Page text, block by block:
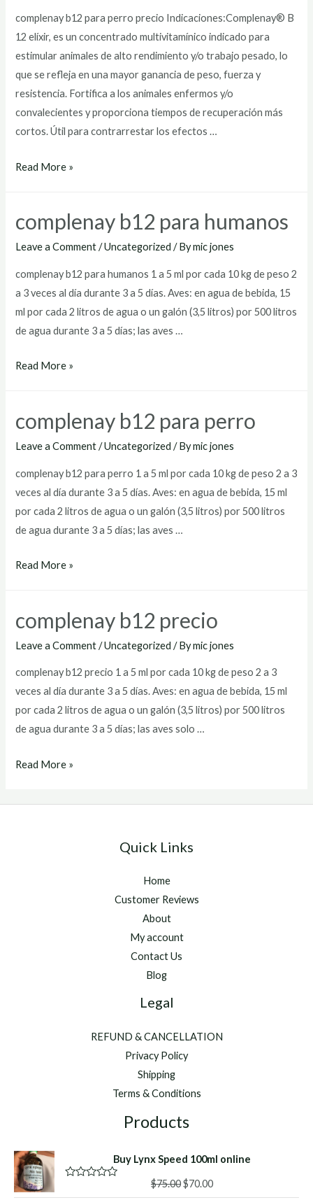
complenay b12 para perro precio Indicaciones:Complenay® B
12 elíxir, es un concentrado multivitamínico indicado para
estimular animales de alto rendimiento y/o trabajo pesado, lo
que se refleja en una mayor ganancia de peso, fuerza y
resistencia. Fortifica a los animales enfermos y/o
convalecientes y proporciona tiempos de recuperación más
cortos. Útil para contrarrestar los efectos …
complenay
perro
precio
Read More »
complenay b12 para humanos
Leave a Comment /Uncategorized / Bymic jones
complenay b12 para humanos 1 a 5 ml por cada 10 kg de peso 2
a 3 veces al día durante 3 a 5 días. Aves: en agua de bebida, 15
ml por cada 2 litros de agua o un galón (3,5 litros) por 500 litros
de agua durante 3 a 5 días; las aves …
complenay
humanos
Read More »
complenay b12 para perro
Leave a Comment /Uncategorized / Bymic jones
complenay b12 para perro 1 a 5 ml por cada 10 kg de peso 2 a 3
veces al día durante 3 a 5 días. Aves: en agua de bebida, 15 ml
por cada 2 litros de agua o un galón (3,5 litros) por 500 litros
de agua durante 3 a 5 días; las aves …
complenay
perro
Read More »
complenay b12 precio
Leave a Comment /Uncategorized / Bymic jones
complenay b12 precio 1 a 5 ml por cada 10 kg de peso 2 a 3
veces al día durante 3 a 5 días. Aves: en agua de bebida, 15 ml
por cada 2 litros de agua o un galón (3,5 litros) por 500 litros
de agua durante 3 a 5 días; las aves solo …
complenay
precio
Read More »
Quick Links
Home
Customer Reviews
About
My account
Contact Us
Blog
Legal
REFUND & CANCELLATION
Privacy Policy
Shipping
Terms & Conditions
Products
Buy Lynx Speed 100ml online
a
$75.00Original
$70.00Current